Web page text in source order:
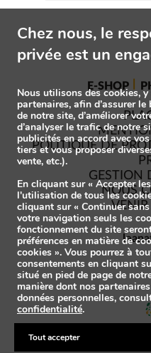
E-SHOP
POLITIQUE DE
GESTION
NOUS
VENIR
Chez nous, le
privée est un
Nous utilisons des cookies,
partenaires, afin d’assurer
de notre site, d’améliorer
d’analyser le trafic de notre
publicités en accord avec
tiers et vous proposer
vente, etc.).
En cliquant sur « Accepter
l'utilisation de tous les
cliquant sur « Continuer
votre navigation seuls les
fonctionnement du site
préférences en matière de
cookies ». Vous pourrez à
consentements en cliquant
situé en pied de page de
manière dont nos
données personnelles,
confidentialité.
Tout accepter